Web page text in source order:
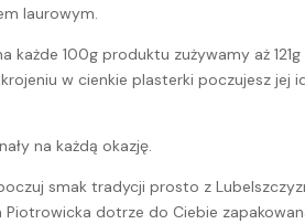
laurowym.
każde 100g produktu zużywamy aż
w cienkie plasterki poczujesz
na każdą okazję.
smak tradycji prosto z
Piotrowicka dotrze do Ciebie